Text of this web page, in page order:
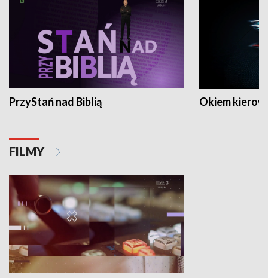
PrzyStań nad Biblią Okiem
FILMY